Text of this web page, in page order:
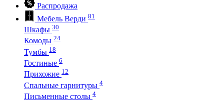
Распродажа
Мебель Верди 81
Шкафы 30
Комоды 24
Тумбы 18
Гостиные 6
Прихожие 12
Спальные гарнитуры 4
Письменные столы 4